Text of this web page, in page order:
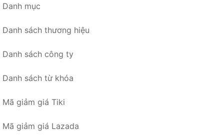
Danh mục
Danh sách thương hiệu
Danh sách công ty
Danh sách từ khóa
Mã giảm giá Tiki
Mã giảm giá Lazada